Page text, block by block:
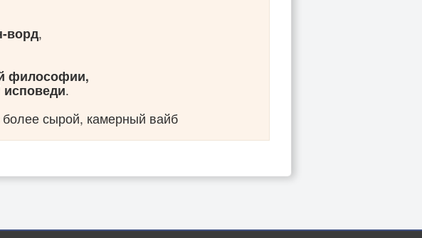
ворд,
философии,
исповеди.
более сырой, камерный вайб